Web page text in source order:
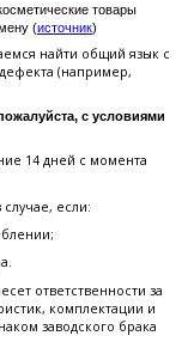
товары
(источник)
найти общий язык с
(например,
с условиями
14 дней с момента
если:
ответственности за
комплектации и
заводского брака